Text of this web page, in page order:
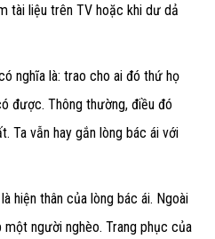
tài liệu trên TV hoặc khi dư dả
nghĩa là: trao cho ai đó thứ họ
được. Thông thường, điều đó
Ta vẫn hay gắn lòng bác ái với
hiện thân của lòng bác ái. Ngoài
một người nghèo. Trang phục của